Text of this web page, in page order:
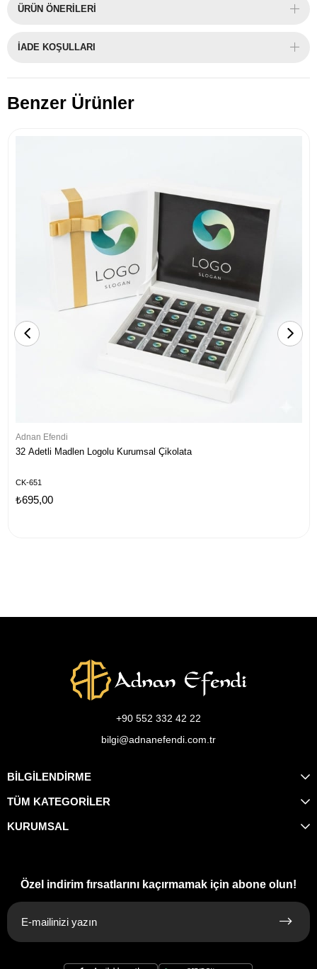
ÜRÜN ÖNERILERI
İADE KOŞULLARI
Benzer Ürünler
Adnan Efendi
32 Adetli Madlen Logolu Kurumsal Çikolata
CK-651
₺695,00
+90 552 332 42 22
bilgi@adnanefendi.com.tr
BİLGİLENDİRME
TÜM KATEGORİLER
KURUMSAL
Özel indirim fırsatlarını kaçırmamak için abone olun!